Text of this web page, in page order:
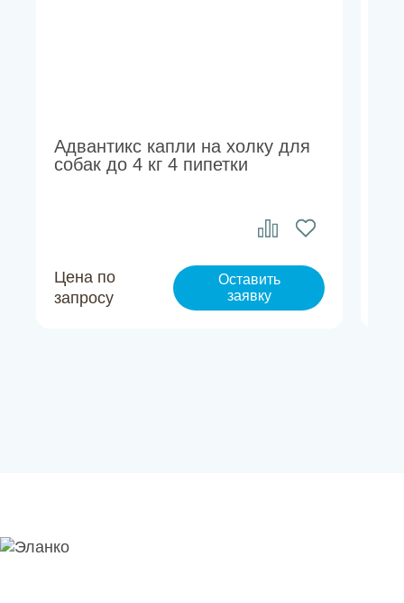
Адвантикс капли на холку для
собак до 4 кг 4 пипетки
Цена по
запросу
Оставить
заявку